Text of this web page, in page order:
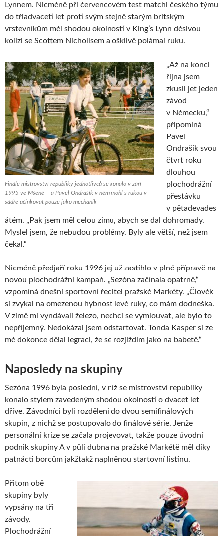
Lynnem. Nicméně při červencovém test matchi českého týmu
do třiadvaceti let proti svým stejně starým britským
vrstevníkům měl shodou okolností v King’s Lynn děsivou
kolizi se Scottem Nichollsem a ošklivě polámal ruku.
Finále mistrovství republiky jednotlivců se konalo v září
1995 ve Mšeně – a Pavel Ondrašík v něm mohl s rukou v
sádře učinkovat pouze jako mechanik
„Až na konci
října jsem
zkusil jet jeden
závod
v Německu,“
připomíná
Pavel
Ondrašík svou
čtvrt roku
dlouhou
plochodrážní
přestávku
v pětadevades
átém. „Pak jsem měl celou zimu, abych se dal dohromady.
Myslel jsem, že nebudou problémy. Byly ale větší, než jsem
čekal.“
Nicméně předjaří roku 1996 jej už zastihlo v plné přípravě na
novou plochodrážní kampaň. „Sezóna začínala opatrně,“
vzpomíná dnešní sportovní ředitel pražské Markéty. „Člověk
si zvykal na omezenou hybnost levé ruky, co mám dodneška.
V zimě mi vyndávali železo, nechci se vymlouvat, ale bylo to
nepříjemný. Nedokázal jsem odstartovat. Tonda Kasper si ze
mě dokonce dělal legraci, že se rozjíždím jako na babetě.“
Naposledy na skupiny
Sezóna 1996 byla poslední, v níž se mistrovství republiky
konalo stylem zavedeným shodou okolností o dvacet let
dříve. Závodníci byli rozděleni do dvou semifinálových
skupin, z nichž se postupovalo do finálové série. Jenže
personální krize se začala projevovat, takže pouze úvodní
podnik skupiny A v půli dubna na pražské Markétě měl díky
patnácti borcům jakžtakž naplněnou startovní listinu.
Přitom obě
skupiny byly
vypsány na tři
závody.
Plochodrážní